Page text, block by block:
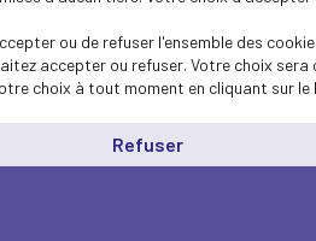
ou de refuser l'ensemble des
accepter ou refuser. Votre choix
choix à tout moment en cliquant sur le
Refuser